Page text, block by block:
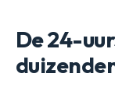
De 24-